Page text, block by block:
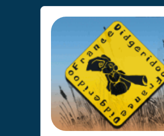
France Didgeridoo
Didgeridoo et Guimbarde sur France